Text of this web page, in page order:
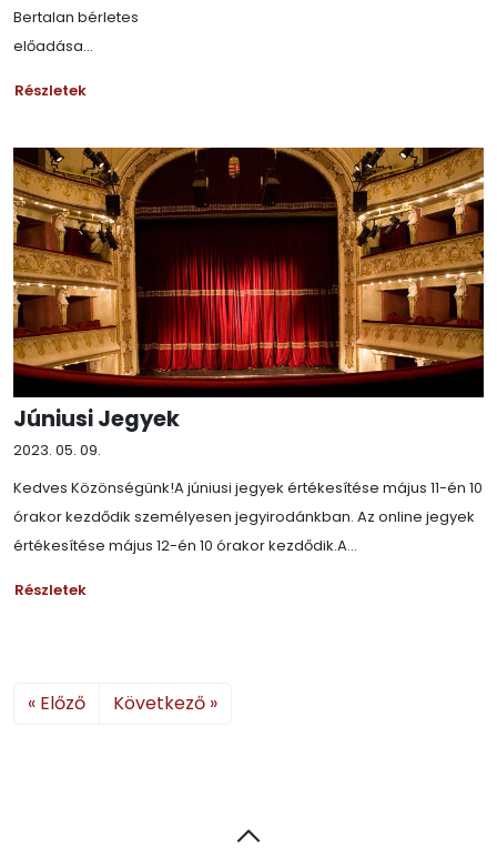
Bertalan bérletes
előadása...
Részletek
Júniusi Jegyek
2023. 05. 09.
Kedves Közönségünk!A júniusi jegyek értékesítése május 11-én 10
órakor kezdődik személyesen jegyirodánkban. Az online jegyek
értékesítése május 12-én 10 órakor kezdődik.A...
Részletek
« Előző Következő »